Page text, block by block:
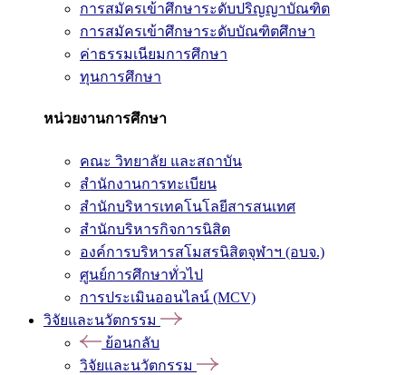
การสมัครเข้าศึกษาระดับปริญญาบัณฑิต
การสมัครเข้าศึกษาระดับบัณฑิตศึกษา
ค่าธรรมเนียมการศึกษา
ทุนการศึกษา
หน่วยงานการศึกษา
คณะ วิทยาลัย และสถาบัน
สำนักงานการทะเบียน
สำนักบริหารเทคโนโลยีสารสนเทศ
สำนักบริหารกิจการนิสิต
องค์การบริหารสโมสรนิสิตจุฬาฯ (อบจ.)
ศูนย์การศึกษาทั่วไป
การประเมินออนไลน์ (MCV)
วิจัยและนวัตกรรม
ย้อนกลับ
วิจัยและนวัตกรรม